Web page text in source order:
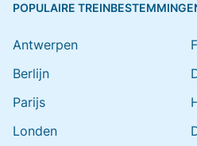
POPULAIRE
Antwerpen
Berlijn
Parijs
Londen